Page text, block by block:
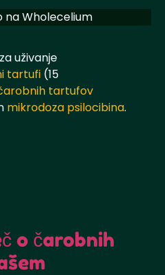
na Wholecelium
uživanje
tartufi (15
tartufov
mikrodoza psilocibina.
o čarobnih